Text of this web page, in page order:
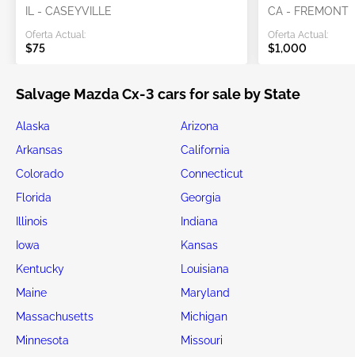
IL - CASEYVILLE
Oferta Actual:
$75
CA - FREMONT
Oferta Actual:
$1,000
Salvage Mazda Cx-3 cars for sale by State
Alaska
Arizona
Arkansas
California
Colorado
Connecticut
Florida
Georgia
Illinois
Indiana
Iowa
Kansas
Kentucky
Louisiana
Maine
Maryland
Massachusetts
Michigan
Minnesota
Missouri